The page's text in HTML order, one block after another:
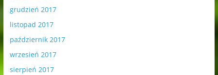
grudzień 2017
listopad 2017
październik 2017
wrzesień 2017
sierpień 2017